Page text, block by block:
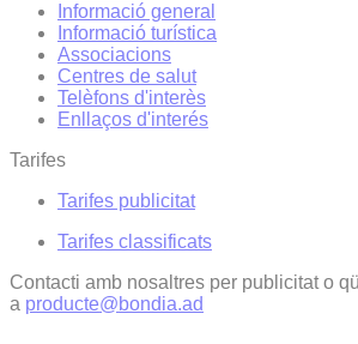
Informació general
Informació turística
Associacions
Centres de salut
Telèfons d'interès
Enllaços d'interés
Tarifes
Tarifes publicitat
Tarifes classificats
Contacti amb nosaltres per publicitat o
a producte@bondia.ad